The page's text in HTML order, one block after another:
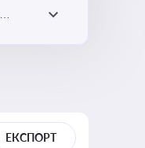
ЕКСПОРТ